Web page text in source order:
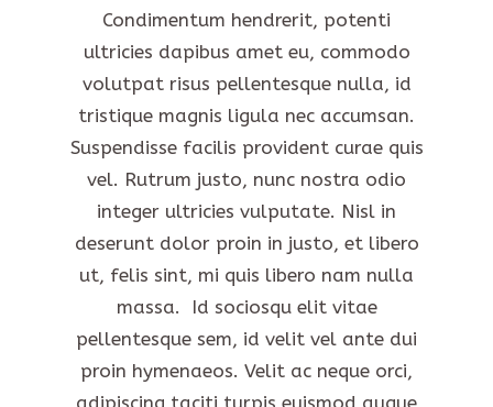
Condimentum hendrerit, potenti
ultricies dapibus amet eu, commodo
volutpat risus pellentesque nulla, id
tristique magnis ligula nec accumsan.
Suspendisse facilis provident curae quis
vel. Rutrum justo, nunc nostra odio
integer ultricies vulputate. Nisl in
deserunt dolor proin in justo, et libero
ut, felis sint, mi quis libero nam nulla
massa. Id sociosqu elit vitae
pellentesque sem, id velit vel ante dui
proin hymenaeos. Velit ac neque orci,